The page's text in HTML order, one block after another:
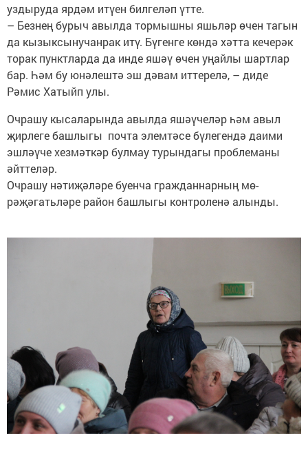
уздыруда ярдәм итүен билгеләп үтте.
– Безнең бурыч авылда тормышны яшьләр өчен тагын
да кызыксынучанрак итү. Бүгенге көндә хәтта кечерәк
торак пунктларда да инде яшәү өчен уңайлы шартлар
бар. Һәм бу юнәлештә эш дәвам иттерелә, – диде
Рәмис ­Хатыйп улы.
Очрашу кысаларында авылда яшәү­челәр һәм авыл
җирлеге башлыгы почта элемтәсе бүлегендә даими
эшләүче хезмәткәр булмау турындагы проблеманы
әйттеләр.
Очрашу нәтиҗәләре буенча граж­даннарның мө­
рәҗәгатьләре район башлыгы контроленә алынды.